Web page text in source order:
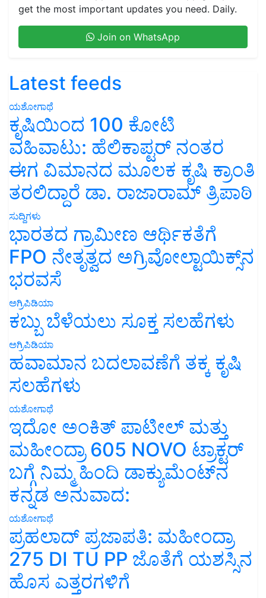
get the most important updates you need. Daily.
Join on WhatsApp
Latest feeds
ಯಶೋಗಾಥೆ
ಕೃಷಿಯಿಂದ 100 ಕೋಟಿ
ವಹಿವಾಟು: ಹೆಲಿಕಾಪ್ಟರ್ ನಂತರ
ಈಗ ವಿಮಾನದ ಮೂಲಕ ಕೃಷಿ ಕ್ರಾಂತಿ
ತರಲಿದ್ದಾರೆ ಡಾ. ರಾಜಾರಾಮ್ ತ್ರಿಪಾಠಿ
ಸುದ್ದಿಗಳು
ಭಾರತದ ಗ್ರಾಮೀಣ ಆರ್ಥಿಕತೆಗೆ
FPO ನೇತೃತ್ವದ ಅಗ್ರಿವೋಲ್ಟಾಯಿಕ್ಸ್‌ನ
ಭರವಸೆ
ಅಗ್ರಿಪಿಡಿಯಾ
ಕಬ್ಬು ಬೆಳೆಯಲು ಸೂಕ್ತ ಸಲಹೆಗಳು
ಅಗ್ರಿಪಿಡಿಯಾ
ಹವಾಮಾನ ಬದಲಾವಣೆಗೆ ತಕ್ಕ ಕೃಷಿ
ಸಲಹೆಗಳು
ಯಶೋಗಾಥೆ
ಇದೋ ಅಂಕಿತ್ ಪಾಟೀಲ್ ಮತ್ತು
ಮಹೀಂದ್ರಾ 605 NOVO ಟ್ರಾಕ್ಟರ್
ಬಗ್ಗೆ ನಿಮ್ಮ ಹಿಂದಿ ಡಾಕ್ಯುಮೆಂಟ್‌ನ
ಕನ್ನಡ ಅನುವಾದ:
ಯಶೋಗಾಥೆ
ಪ್ರಹಲಾದ್ ಪ್ರಜಾಪತಿ: ಮಹೀಂದ್ರಾ
275 DI TU PP ಜೊತೆಗೆ ಯಶಸ್ಸಿನ
ಹೊಸ ಎತ್ತರಗಳಿಗೆ